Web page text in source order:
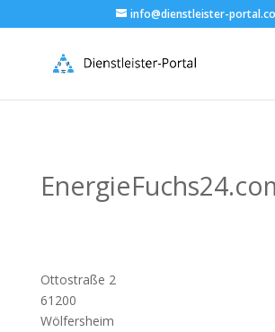
info@dienstleister-
Ottostraße 2
61200
Wölfersheim